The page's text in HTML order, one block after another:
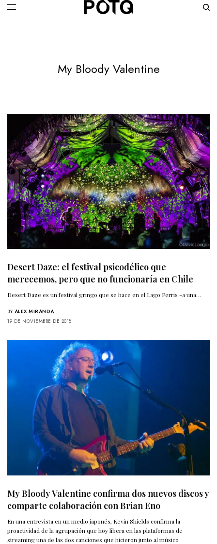
My Bloody Valentine
Desert Daze: el festival psicodélico que
merecemos, pero que no funcionaría en Chile
Desert Daze es un festival gringo que se hace en el Lago Perris -a una…
BY ALEX MIRANDA
19 DE NOVIEMBRE DE 2018
My Bloody Valentine confirma dos nuevos discos y
comparte colaboración con Brian Eno
En una entrevista en un medio japonés, Kevin Shields confirma la
proactividad de la agrupación que hoy libera en las plataformas de
streaming una de las dos canciones que hicieron junto al músico